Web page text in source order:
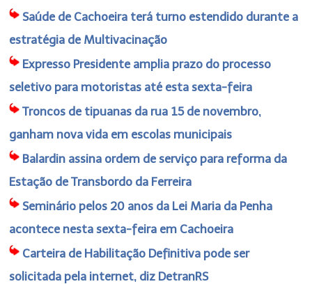
Saúde de Cachoeira terá turno estendido durante a
estratégia de Multivacinação
Expresso Presidente amplia prazo do processo
seletivo para motoristas até esta sexta-feira
Troncos de tipuanas da rua 15 de novembro,
ganham nova vida em escolas municipais
Balardin assina ordem de serviço para reforma da
Estação de Transbordo da Ferreira
Seminário pelos 20 anos da Lei Maria da Penha
acontece nesta sexta-feira em Cachoeira
Carteira de Habilitação Definitiva pode ser
solicitada pela internet, diz DetranRS